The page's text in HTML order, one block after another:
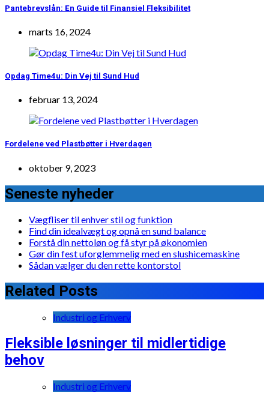
Pantebrevslån: En Guide til Finansiel Fleksibilitet
marts 16, 2024
Opdag Time4u: Din Vej til Sund Hud
februar 13, 2024
Fordelene ved Plastbøtter i Hverdagen
oktober 9, 2023
Seneste nyheder
Vægfliser til enhver stil og funktion
Find din idealvægt og opnå en sund balance
Forstå din nettoløn og få styr på økonomien
Gør din fest uforglemmelig med en slushicemaskine
Sådan vælger du den rette kontorstol
Related Posts
Industri og Erhverv
Fleksible løsninger til midlertidige
behov
Industri og Erhverv